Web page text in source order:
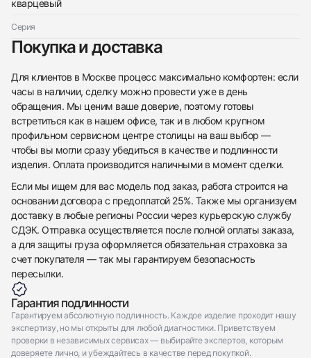
кварцевый
Серия
Покупка и доставка
Для клиентов в Москве процесс максимально комфортен: если
часы в наличии, сделку можно провести уже в день
обращения. Мы ценим ваше доверие, поэтому готовы
встретиться как в нашем офисе, так и в любом крупном
профильном сервисном центре столицы на ваш выбор —
чтобы вы могли сразу убедиться в качестве и подлинности
изделия. Оплата производится наличными в момент сделки.
Если мы ищем для вас модель под заказ, работа строится на
основании договора с предоплатой 25%. Также мы организуем
доставку в любые регионы России через курьерскую службу
СДЭК. Отправка осуществляется после полной оплаты заказа,
а для защиты груза оформляется обязательная страховка за
счет покупателя — так мы гарантируем безопасность
пересылки.
Гарантия подлинности
Гарантируем абсолютную подлинность. Каждое изделие проходит нашу
экспертизу, но мы открыты для любой диагностики. Приветствуем
проверки в независимых сервисах — выбирайте экспертов, которым
доверяете лично, и убеждайтесь в качестве перед покупкой.
Отправить заявку
Отправить заявку